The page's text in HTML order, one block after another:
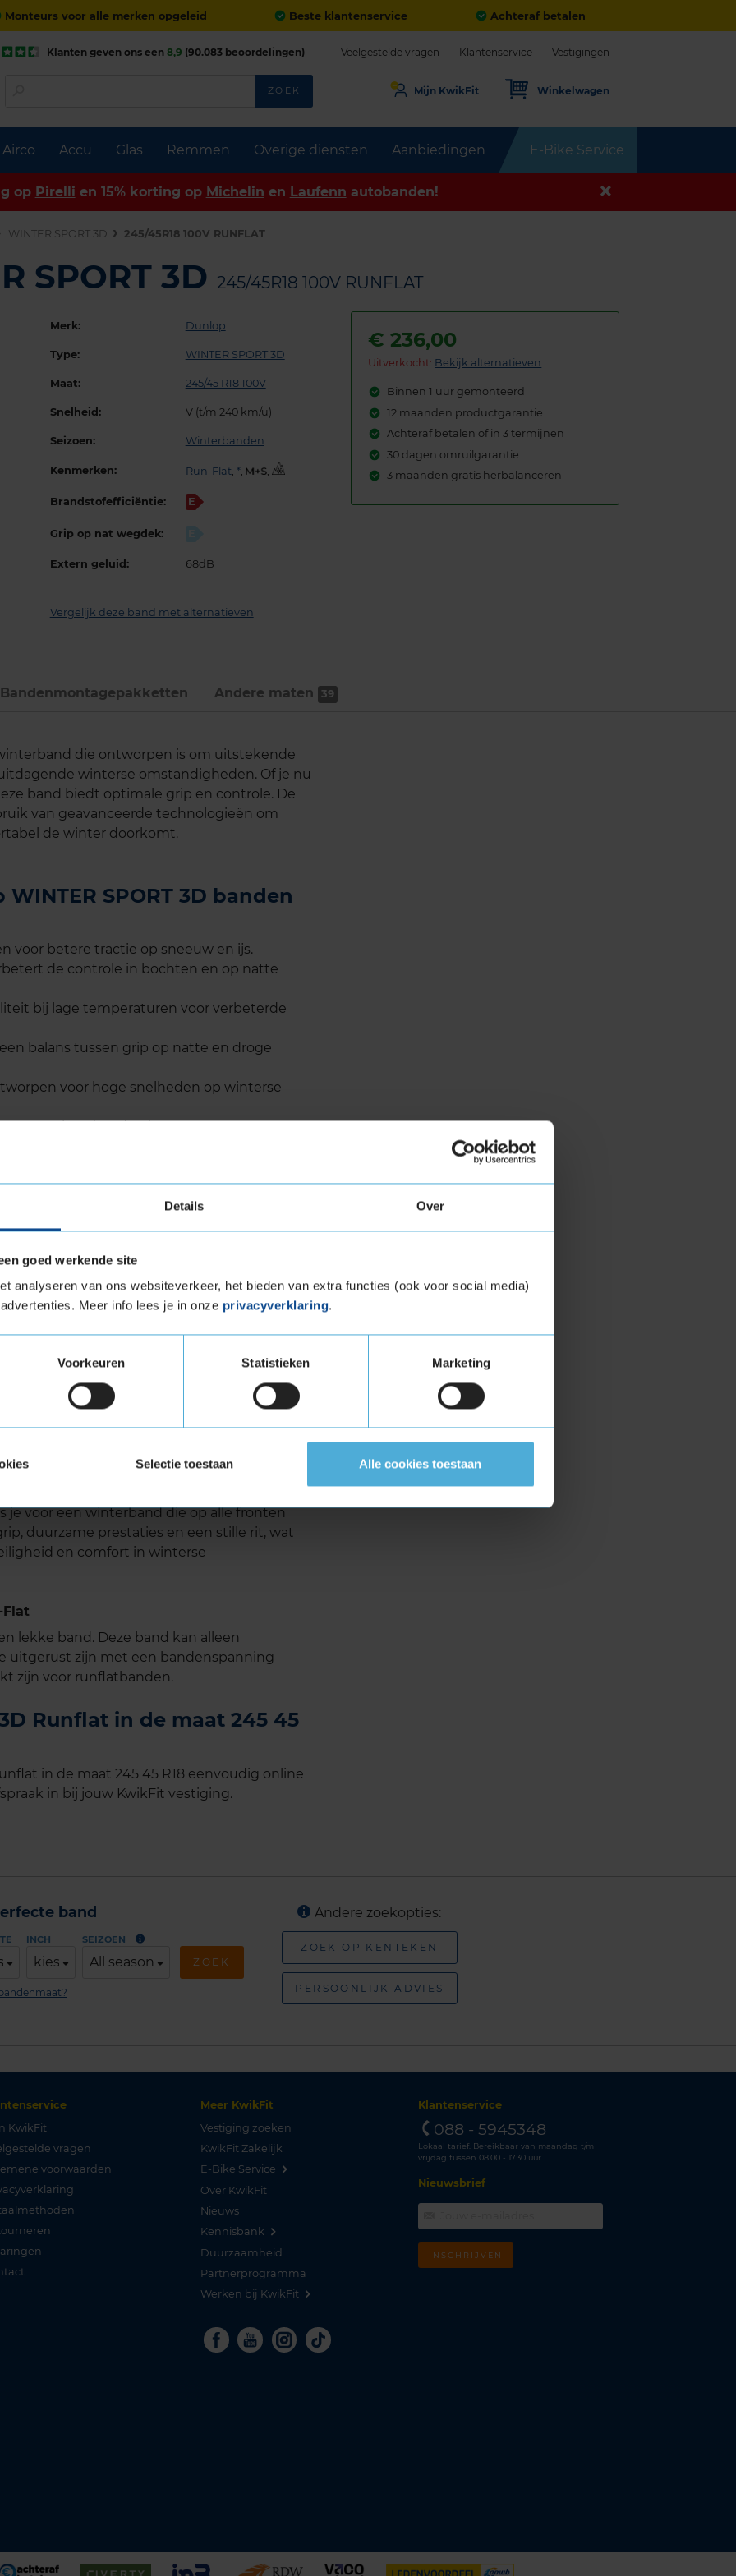
Details Over
goed werkende site
analyseren van ons websiteverkeer, het bieden van extra functies (ook voor social media)
Meer info lees je in onze privacyverklaring.
Voorkeuren Statistieken Marketing
Selectie toestaan Alle cookies toestaan
Monteurs voor alle merken opgeleid Beste klantenservice Achteraf betalen
Airco Accu Glas Remmen Overige diensten Aanbiedingen E-Bike Service
Klanten geven ons een 8,9 (90.083 beoordelingen) Veelgestelde vragen Klantenservice Vestigingen
ZOEK Mijn KwikFit Winkelwagen
op Pirelli en 15% korting op Michelin en Laufenn autobanden!
WINTER SPORT 3D 245/45R18 100V RUNFLAT
SPORT 3D 245/45R18 100V RUNFLAT
Merk: Dunlop
Type: WINTER SPORT 3D
Maat: 245/45 R18 100V
Snelheid: V (t/m 240 km/u)
Seizoen: Winterbanden
Kenmerken: Run-Flat, *, ,
Brandstofefficiëntie: E
Grip op nat wegdek:
Extern geluid: 68dB
Vergelijk deze band met alternatieven
€236,00
Uitverkocht: Bekijk alternatieven
Binnen 1 uur gemonteerd
12 maanden productgarantie
Achteraf betalen of in 3 termijnen
30 dagen omruilgarantie
3 maanden gratis herbalanceren
Bandenmontage­pakketten Andere maten 39
die ontworpen is om uitstekende
winterse omstandigheden. Of je nu
band biedt optimale grip en controle. De
van geavanceerde technologieën om
de winter doorkomt.
SPORT 3D banden
voor betere tractie op sneeuw en ijs.
de controle in bochten en op natte
bij lage temperaturen voor verbeterde
balans tussen grip op natte en droge
voor hoge snelheden op winterse
van winterbanden in Europa.
om zijn duurzame prestaties. Dankzij het
de speciale silica-compound, biedt de
in koude omstandigheden. De band slijt
genieten van de optimale prestaties,
Regelmatige bandenspanning en
stil voor een winterband, dankzij het
rolgeluid vermindert. Dit betekent dat je niet
ook van een comfortabele en rustige
je voor een winterband die op alle fronten
duurzame prestaties en een stille rit, wat
en comfort in winterse
Flat
lekke band. Deze band kan alleen
uitgerust zijn met een bandenspanning
zijn voor runflatbanden.
Runflat in de maat 245 45
in de maat 245 45 R18 eenvoudig online
in bij jouw KwikFit vestiging.
band
INCH
kies
SEIZOEN
All season ZOEK
Andere zoekopties:
ZOEK OP KENTEKEN
PERSOONLIJK ADVIES
KwikFit
vragen
voorwaarden
Meer KwikFit
Vestiging zoeken
KwikFit Zakelijk
E-Bike Service
Over KwikFit
Nieuws
Kennisbank
Duurzaamheid
Partnerprogramma
Werken bij KwikFit
Facebook
YoutubeInstagram
Tiktok
Klantenservice
088 - 5945348
Lokaal tarief. Bereikbaar van maandag t/m
vrijdag tussen 08.00 - 17.30 uur.
Nieuwsbrief
INSCHRIJVEN